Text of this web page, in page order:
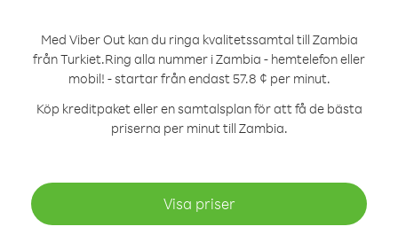
Med Viber Out kan du ringa kvalitetssamtal till Zambia
från Turkiet.Ring alla nummer i Zambia - hemtelefon eller
mobil! - startar från endast 57.8 ¢ per minut.
Köp kreditpaket eller en samtalsplan för att få de bästa
priserna per minut till Zambia.
Visa priser